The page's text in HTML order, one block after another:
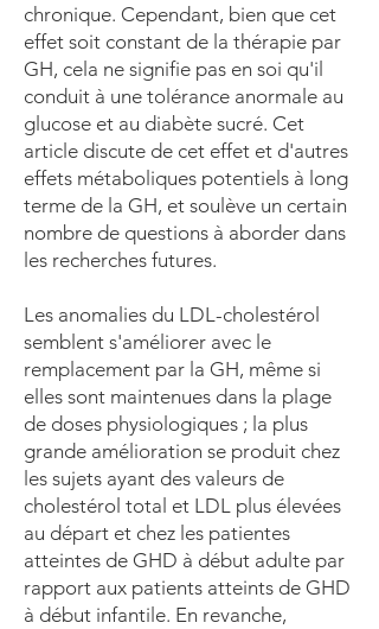
chronique. Cependant, bien que cet
effet soit constant de la thérapie par
GH, cela ne signifie pas en soi qu'il
conduit à une tolérance anormale au
glucose et au diabète sucré. Cet
article discute de cet effet et d'autres
effets métaboliques potentiels à long
terme de la GH, et soulève un certain
nombre de questions à aborder dans
les recherches futures.
Les anomalies du LDL-cholestérol
semblent s'améliorer avec le
remplacement par la GH, même si
elles sont maintenues dans la plage
de doses physiologiques ; la plus
grande amélioration se produit chez
les sujets ayant des valeurs de
cholestérol total et LDL plus élevées
au départ et chez les patientes
atteintes de GHD à début adulte par
rapport aux patients atteints de GHD
à début infantile. En revanche,